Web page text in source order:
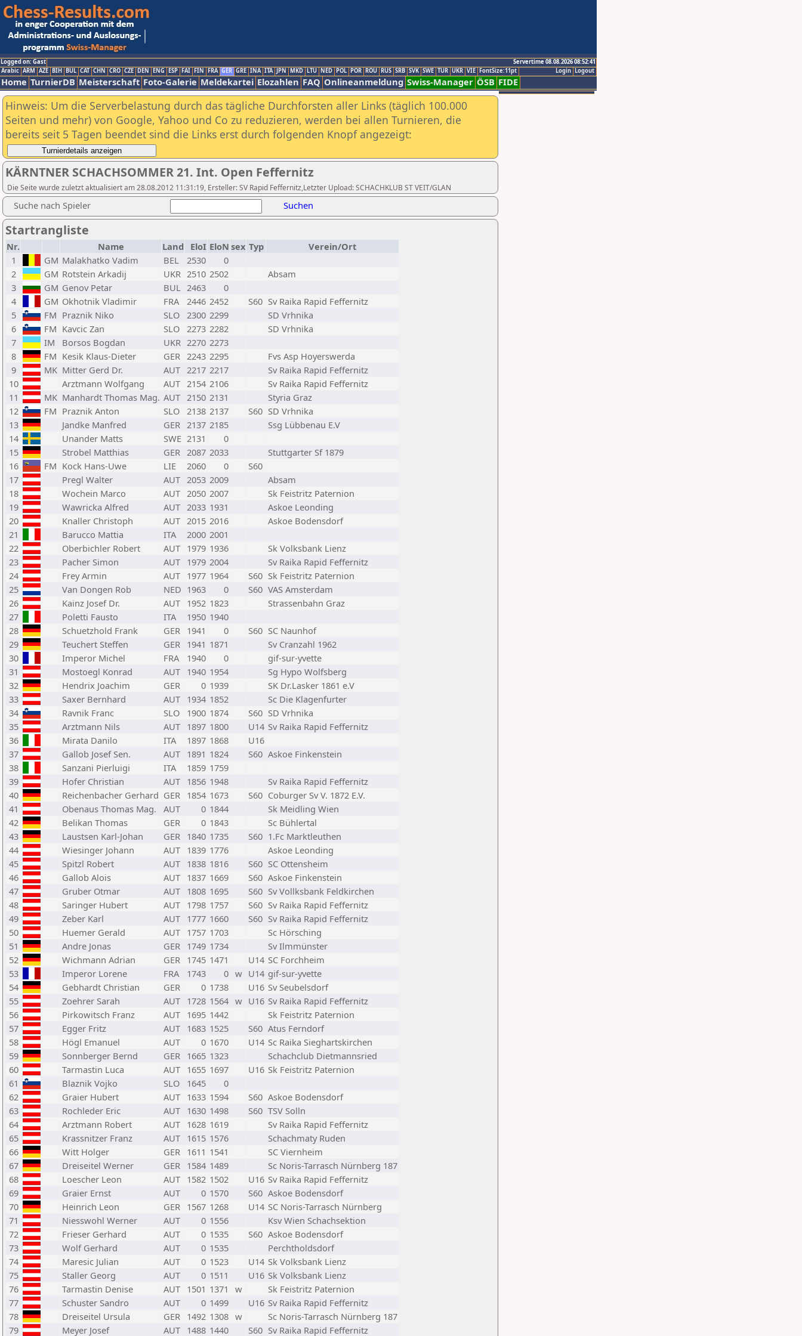
Logged on: Gast
Servertime 08.08.2026 08:52:41
Logout
Login
Arabic ARM AZE BIH BUL CAT CHN CRO CZE DEN ENG ESP FAI FIN FRA GER GRE INA ITA JPN MKD LTU NED POL POR ROU RUS SRB SVK SWE TUR UKR VIE FontSize:11pt
Home TurnierDB Meisterschaft Foto-Galerie Meldekartei Elozahlen FAQ Onlineanmeldung Swiss-Manager ÖSB FIDE
Hinweis: Um die Serverbelastung durch das tägliche Durchforsten aller Links (täglich 100.000
Seiten und mehr) von Google, Yahoo und Co zu reduzieren, werden bei allen Turnieren, die
bereits seit 5 Tagen beendet sind die Links erst durch folgenden Knopf angezeigt:
KÄRNTNER SCHACHSOMMER 21. Int. Open Feffernitz
Die Seite wurde zuletzt aktualisiert am 28.08.2012 11:31:19, Ersteller: SV Rapid Feffernitz,Letzter Upload: SCHACHKLUB ST VEIT/GLAN
Suche nach Spieler Suchen
Startrangliste
Nr. Name Land EloI EloN sex Typ
Verein/Ort
1
GM Malakhatko Vadim BEL 2530
0
2
GM Rotstein Arkadij UKR 2510 2502
Absam
3
GM Genov Petar BUL 2463
0
4
GM Okhotnik Vladimir FRA 2446 2452 S60 Sv Raika Rapid Feffernitz
5
FM Praznik Niko SLO 2300 2299
SD Vrhnika
6
FM Kavcic Zan SLO 2273 2282
SD Vrhnika
7
IM Borsos Bogdan UKR 2270 2273
8
FM Kesik Klaus-Dieter GER 2243 2295
Fvs Asp Hoyerswerda
9
MK Mitter Gerd Dr. AUT 2217 2217
Sv Raika Rapid Feffernitz
10
Arztmann Wolfgang AUT 2154 2106
Sv Raika Rapid Feffernitz
11
MK Manhardt Thomas Mag. AUT 2150 2131
Styria Graz
12
FM Praznik Anton SLO 2138 2137 S60 SD Vrhnika
13
Jandke Manfred GER 2137 2185
Ssg Lübbenau E.V
14
Unander Matts SWE 2131
0
15
Strobel Matthias GER 2087 2033
Stuttgarter Sf 1879
16
FM Kock Hans-Uwe LIE 2060 0
S60
17
Pregl Walter AUT 2053 2009
Absam
18
Wochein Marco AUT 2050 2007
Sk Feistritz Paternion
19
Wawricka Alfred AUT 2033 1931
Askoe Leonding
20
Knaller Christoph AUT 2015 2016
Askoe Bodensdorf
21
Barucco Mattia ITA 2000 2001
22
Oberbichler Robert AUT 1979 1936
Sk Volksbank Lienz
23
Pacher Simon AUT 1979 2004
Sv Raika Rapid Feffernitz
24
Frey Armin AUT 1977 1964 S60 Sk Feistritz Paternion
25
Van Dongen Rob NED 1963 0 S60 VAS Amsterdam
26
Kainz Josef Dr. AUT 1952 1823
Strassenbahn Graz
27
Poletti Fausto ITA 1950 1940
28
Schuetzhold Frank GER 1941 0 S60 SC Naunhof
29
Teuchert Steffen GER 1941 1871
Sv Cranzahl 1962
30
Imperor Michel FRA 1940 0
gif-sur-yvette
31
Mostoegl Konrad AUT 1940 1954
Sg Hypo Wolfsberg
32
Hendrix Joachim GER 0 1939
SK Dr.Lasker 1861 e.V
33
Saxer Bernhard AUT 1934 1852
Sc Die Klagenfurter
34
Ravnik Franc SLO 1900 1874 S60 SD Vrhnika
35
Arztmann Nils AUT 1897 1800 U14 Sv Raika Rapid Feffernitz
36
Mirata Danilo ITA 1897 1868
U16
37
Gallob Josef Sen. AUT 1891 1824 S60 Askoe Finkenstein
38
Sanzani Pierluigi ITA 1859 1759
39
Hofer Christian AUT 1856 1948
Sv Raika Rapid Feffernitz
40
Reichenbacher Gerhard GER 1854 1673 S60 Coburger Sv V. 1872 E.V.
41
Obenaus Thomas Mag. AUT 0 1844
Sk Meidling Wien
42
Belikan Thomas GER 0 1843
Sc Bühlertal
43
Laustsen Karl-Johan GER 1840 1735 S60 1.Fc Marktleuthen
44
Wiesinger Johann AUT 1839 1776
Askoe Leonding
45
Spitzl Robert AUT 1838 1816 S60 SC Ottensheim
46
Gallob Alois AUT 1837 1669 S60 Askoe Finkenstein
47
Gruber Otmar AUT 1808 1695 S60 Sv Vollksbank Feldkirchen
48
Saringer Hubert AUT 1798 1757 S60 Sv Raika Rapid Feffernitz
49
Zeber Karl AUT 1777 1660 S60 Sv Raika Rapid Feffernitz
50
Huemer Gerald AUT 1757 1703
Sc Hörsching
51
Andre Jonas GER 1749 1734
Sv Ilmmünster
52
Wichmann Adrian GER 1745 1471 U14 SC Forchheim
53
Imperor Lorene FRA 1743 0 w U14 gif-sur-yvette
54
Gebhardt Christian GER 0 1738 U16 Sv Seubelsdorf
55
Zoehrer Sarah AUT 1728 1564 w U16 Sv Raika Rapid Feffernitz
56
Pirkowitsch Franz AUT 1695 1442
Sk Feistritz Paternion
57
Egger Fritz AUT 1683 1525 S60 Atus Ferndorf
58
Högl Emanuel AUT 0 1670 U14 Sc Raika Sieghartskirchen
59
Sonnberger Bernd GER 1665 1323
Schachclub Dietmannsried
60
Tarmastin Luca AUT 1655 1697 U16 Sk Feistritz Paternion
61
Blaznik Vojko SLO 1645
0
62
Graier Hubert AUT 1633 1594 S60 Askoe Bodensdorf
63
Rochleder Eric AUT 1630 1498 S60 TSV Solln
64
Arztmann Robert AUT 1628 1619
Sv Raika Rapid Feffernitz
65
Krassnitzer Franz AUT 1615 1576
Schachmaty Ruden
66
Witt Holger GER 1611 1541
SC Viernheim
67
Dreiseitel Werner GER 1584 1489
Sc Noris-Tarrasch Nürnberg 187
68
Loescher Leon AUT 1582 1502 U16 Sv Raika Rapid Feffernitz
69
Graier Ernst AUT 0 1570 S60 Askoe Bodensdorf
70
Heinrich Leon GER 1567 1268 U14 SC Noris-Tarrasch Nürnberg
71
Niesswohl Werner AUT 0 1556
Ksv Wien Schachsektion
72
Frieser Gerhard AUT 0 1535 S60 Askoe Bodensdorf
73
Wolf Gerhard AUT 0 1535
Perchtholdsdorf
74
Maresic Julian AUT 0 1523 U14 Sk Volksbank Lienz
75
Staller Georg AUT 0 1511 U16 Sk Volksbank Lienz
76
Tarmastin Denise AUT 1501 1371 w
Sk Feistritz Paternion
77
Schuster Sandro AUT 0 1499 U16 Sv Raika Rapid Feffernitz
78
Dreiseitel Ursula GER 1492 1308 w
Sc Noris-Tarrasch Nürnberg 187
79
Meyer Josef AUT 1488 1440 S60 Sv Raika Rapid Feffernitz